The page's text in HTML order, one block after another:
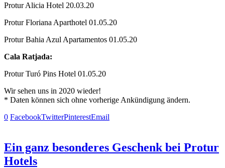
Protur Alicia Hotel 20.03.20
Protur Floriana Aparthotel 01.05.20
Protur Bahia Azul Apartamentos 01.05.20
Cala Ratjada:
Protur Turó Pins Hotel 01.05.20
Wir sehen uns in 2020 wieder!
* Daten können sich ohne vorherige Ankündigung ändern.
0 FacebookTwitterPinterestEmail
Ein ganz besonderes Geschenk bei Protur
Hotels